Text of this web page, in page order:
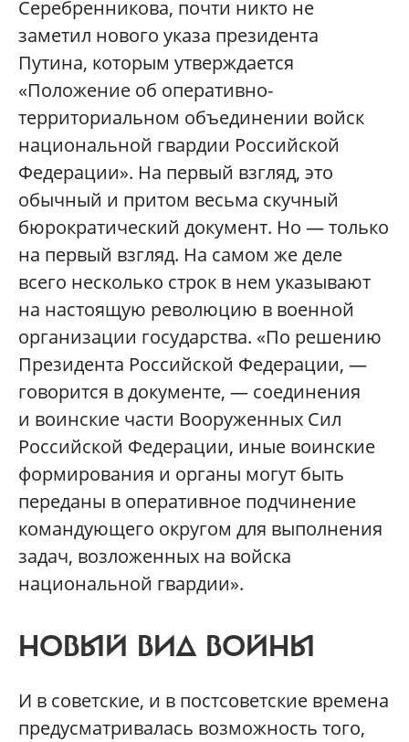
Серебренникова, почти никто не
заметил нового указа президента
Путина, которым утверждается
«Положение об оперативно-
территориальном объединении войск
национальной гвардии Российской
Федерации». На первый взгляд, это
обычный и притом весьма скучный
бюрократический документ. Но — только
на первый взгляд. На самом же деле
всего несколько строк в нем указывают
на настоящую революцию в военной
организации государства. «По решению
Президента Российской Федерации, —
говорится в документе, — соединения
и воинские части Вооруженных Сил
Российской Федерации, иные воинские
формирования и органы могут быть
переданы в оперативное подчинение
командующего округом для выполнения
задач, возложенных на войска
национальной гвардии».
НОВЫЙ ВИД ВОЙНЫ
И в советские, и в постсоветские времена
предусматривалась возможность того,